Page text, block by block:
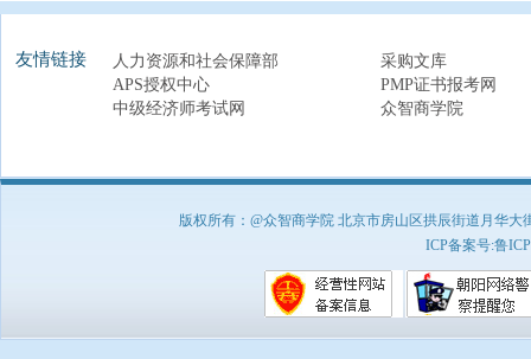
友情链接 人力资源和社会保障部
采购文库
APS授权中心
PMP证书报考网
中级经济师考试网
众智商学院
版权所有：@众智商学院 北京市房山区拱辰街道月华
ICP备案号:鲁